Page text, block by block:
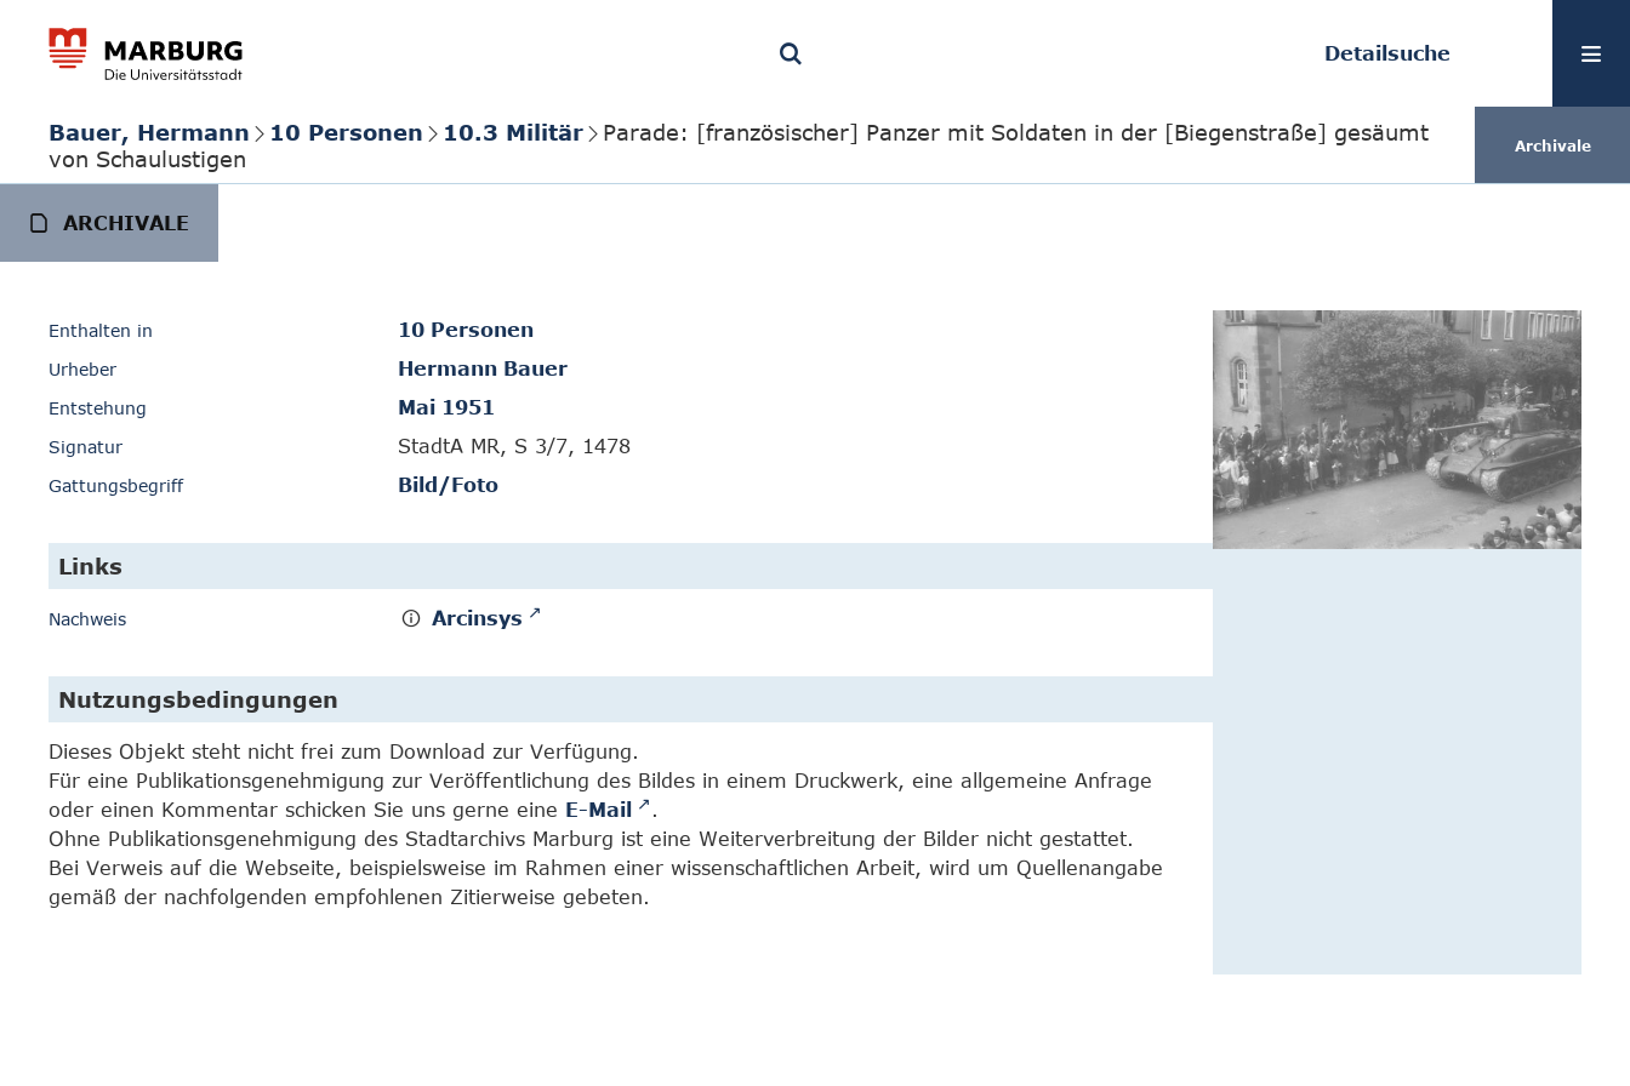
Detailsuche
Bauer, Hermann 10 Personen 10.3 Militär
Parade: [französischer] Panzer mit Soldaten in der [Biegenstraße] gesäumt
von Schaulustigen
Archivale
ARCHIVALE
Enthalten in 10 Personen
Urheber Hermann Bauer
Entstehung Mai 1951
Signatur StadtA MR, S 3/7, 1478
Gattungsbegriff Bild/Foto
Links
Nachweis Arcinsys
Nutzungsbedingungen
Dieses Objekt steht nicht frei zum Download zur Verfügung.
Für eine Publikationsgenehmigung zur Veröffentlichung des Bildes in einem Druckwerk, eine allgemeine Anfrage
oder einen Kommentar schicken Sie uns gerne eine E-Mail
.
Ohne Publikationsgenehmigung des Stadtarchivs Marburg ist eine Weiterverbreitung der Bilder nicht gestattet.
Bei Verweis auf die Webseite, beispielsweise im Rahmen einer wissenschaftlichen Arbeit, wird um Quellenangabe
gemäß der nachfolgenden empfohlenen Zitierweise gebeten.